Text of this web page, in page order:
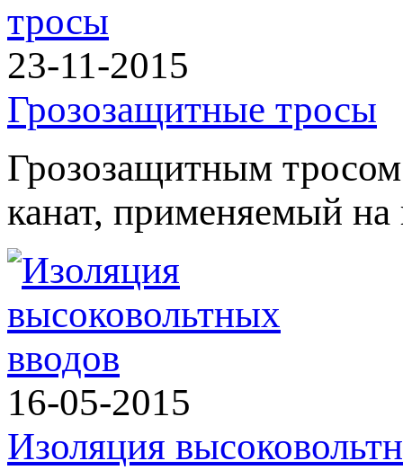
23-11-2015
Грозозащитные тросы
Грозозащитным
канат, применяемый
16-05-2015
Изоляция